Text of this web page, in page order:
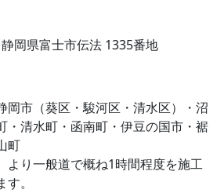
岡県富士市伝法 1335番地
岡市（葵区・駿河区・清水区）・沼
・清水町・函南町・伊豆の国市・裾
町
より一般道で概ね1時間程度を施工
。